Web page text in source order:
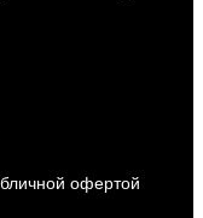
офертой